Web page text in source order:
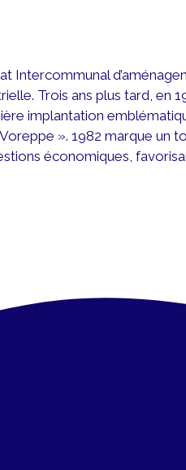
Intercommunal
Trois ans plus tard, en
implantation
». 1982 marque un
économiques,